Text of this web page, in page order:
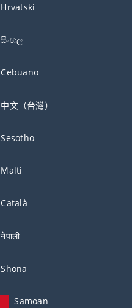
Hrvatski
සිංහල
Cebuano
中文（台灣）
Sesotho
Malti
Català
नेपाली
Shona
Samoan